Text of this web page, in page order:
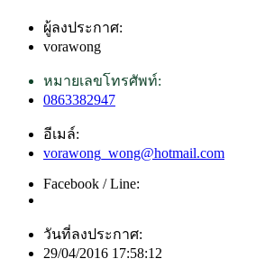
ผู้ลงประกาศ:
vorawong
หมายเลขโทรศัพท์:
0863382947
อีเมล์:
vorawong_wong@hotmail.com
Facebook / Line:
วันที่ลงประกาศ:
29/04/2016 17:58:12